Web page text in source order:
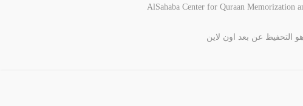
AlSahaba Center for Quraan Memorization
التحفيظ عن بعد اون لاين